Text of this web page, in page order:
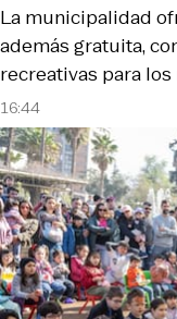
16:44
La municipalidad
además gratuita,
recreativas para los